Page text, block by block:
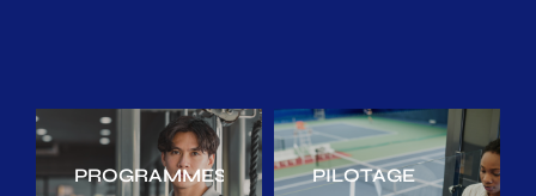
PROGRAMMES
PILOTAGE